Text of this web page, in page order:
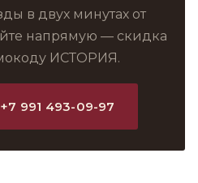
в двух минутах от
напрямую — скидка
ИСТОРИЯ.
991 493-09-97